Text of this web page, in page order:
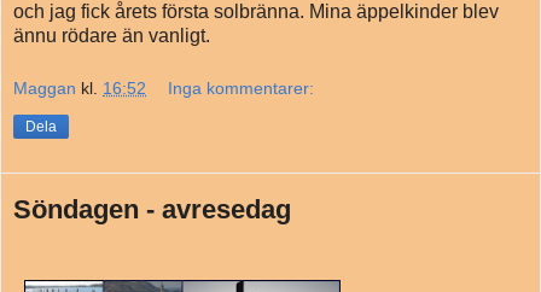
och jag fick årets första solbränna. Mina äppelkinder blev
ännu rödare än vanligt.
Maggan kl. 16:52 Inga kommentarer:
Dela
Söndagen - avresedag